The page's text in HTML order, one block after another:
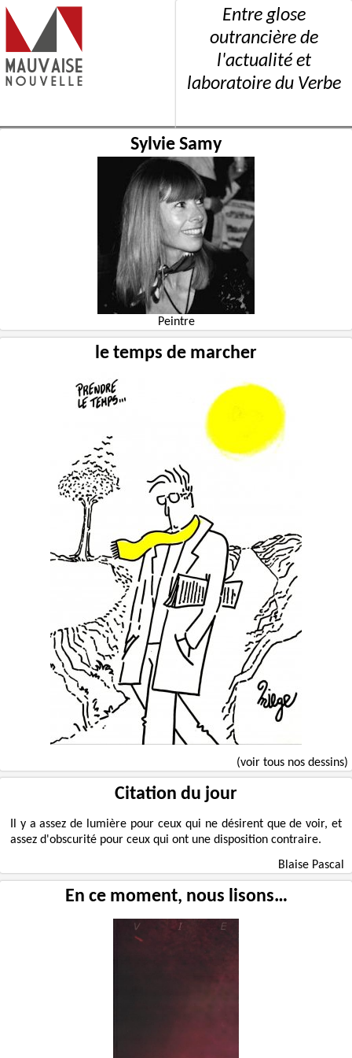
Entre glose
outrancière de
l'actualité et
laboratoire du Verbe
Sylvie Samy
Peintre
le temps de marcher
(voir tous nos dessins)
Citation du jour
Il y a assez de lumière pour ceux qui ne désirent que de voir, et
assez d'obscurité pour ceux qui ont une disposition contraire.
Blaise Pascal
En ce moment, nous lisons…